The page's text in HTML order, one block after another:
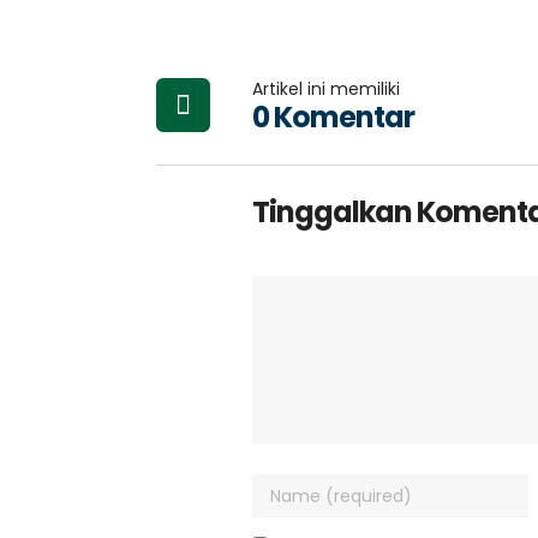
Artikel ini memiliki
0 Komentar
Tinggalkan